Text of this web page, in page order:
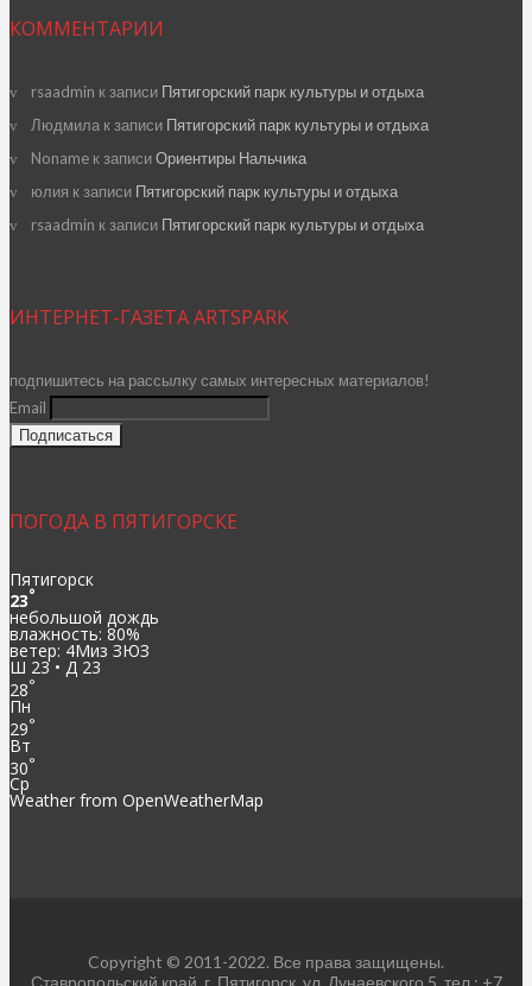
КОММЕНТАРИИ
rsaadmin к записи Пятигорский парк культуры и отдыха
Людмила к записи Пятигорский парк культуры и отдыха
Noname к записиОриентиры Нальчика
юлия к записи Пятигорский парк культуры и отдыха
rsaadmin к записи Пятигорский парк культуры и отдыха
ИНТЕРНЕТ-ГАЗЕТА ARTSPARK
подпишитесь на рассылку самых интересных материалов!
Email
ПОГОДА В ПЯТИГОРСКЕ
Пятигорск
23°
небольшой дождь
влажность: 80%
ветер: 4Миз ЗЮЗ
Ш 23 • Д 23
28°
Пн
29°
Вт
30°
Ср
Weather from OpenWeatherMap
Copyright © 2011-2022. Все права защищены.